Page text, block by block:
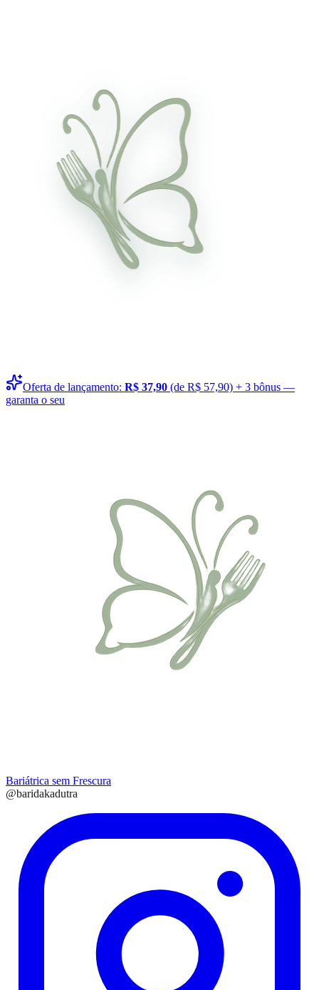
Oferta de lançamento: R$ 37,90 (de R$ 57,90) + 3 bônus —
garanta o seu
Bariátrica sem Frescura
@baridakadutra